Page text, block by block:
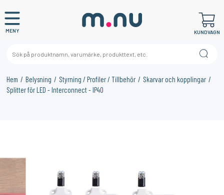
MENY KUNDVAGN
Hem Belysning Styrning / Profiler / Tillbehör
Skarvar och kopplingar
Splitter för LED - Interconnect - IP40